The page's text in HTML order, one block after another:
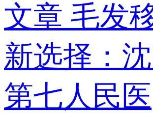
文章 毛发
新选择：
第七人民医